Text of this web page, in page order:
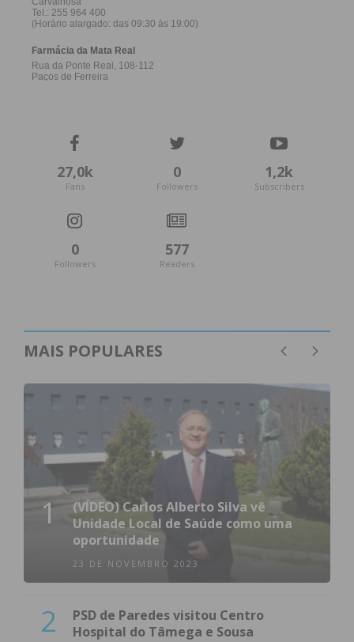
Subscreva a newsletter do
Imediato
Assine nossa newsletter por e-mail e
obtenha de forma regular a informação
atualizada.
27,0k
Fans
0
Followers
1,2k
Subscribers
0
Followers
577
Readers
MAIS POPULARES
1
(VÍDEO) Carlos Alberto Silva vê
Unidade Local de Saúde como uma
oportunidade
23 DE NOVEMBRO 2023
2
PSD de Paredes visitou Centro
Hospital do Tâmega e Sousa